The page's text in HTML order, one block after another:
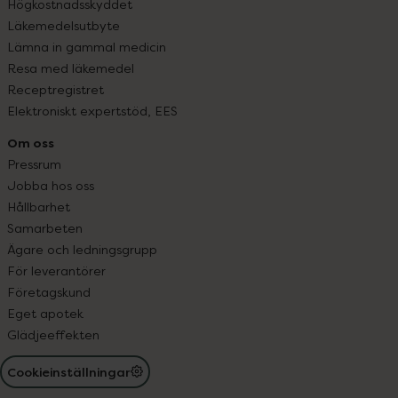
Högkostnadsskyddet
Läkemedelsutbyte
Lämna in gammal medicin
Resa med läkemedel
Receptregistret
Elektroniskt expertstöd, EES
Om oss
Pressrum
Jobba hos oss
Hållbarhet
Samarbeten
Ägare och ledningsgrupp
För leverantörer
Företagskund
Eget apotek
Glädjeeffekten
Cookieinställningar